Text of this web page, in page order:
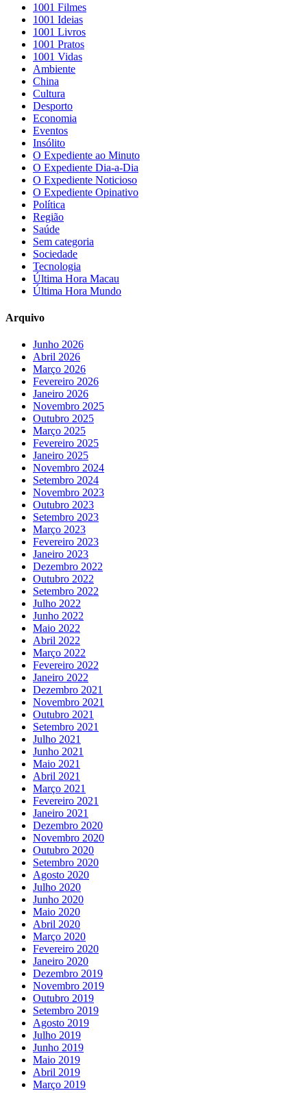
1001 Filmes
1001 Ideias
1001 Livros
1001 Pratos
1001 Vidas
Ambiente
China
Cultura
Desporto
Economia
Eventos
Insólito
O Expediente ao Minuto
O Expediente Dia-a-Dia
O Expediente Noticioso
O Expediente Opinativo
Política
Região
Saúde
Sem categoria
Sociedade
Tecnologia
Última Hora Macau
Última Hora Mundo
Arquivo
Junho 2026
Abril 2026
Março 2026
Fevereiro 2026
Janeiro 2026
Novembro 2025
Outubro 2025
Março 2025
Fevereiro 2025
Janeiro 2025
Novembro 2024
Setembro 2024
Novembro 2023
Outubro 2023
Setembro 2023
Março 2023
Fevereiro 2023
Janeiro 2023
Dezembro 2022
Outubro 2022
Setembro 2022
Julho 2022
Junho 2022
Maio 2022
Abril 2022
Março 2022
Fevereiro 2022
Janeiro 2022
Dezembro 2021
Novembro 2021
Outubro 2021
Setembro 2021
Julho 2021
Junho 2021
Maio 2021
Abril 2021
Março 2021
Fevereiro 2021
Janeiro 2021
Dezembro 2020
Novembro 2020
Outubro 2020
Setembro 2020
Agosto 2020
Julho 2020
Junho 2020
Maio 2020
Abril 2020
Março 2020
Fevereiro 2020
Janeiro 2020
Dezembro 2019
Novembro 2019
Outubro 2019
Setembro 2019
Agosto 2019
Julho 2019
Junho 2019
Maio 2019
Abril 2019
Março 2019